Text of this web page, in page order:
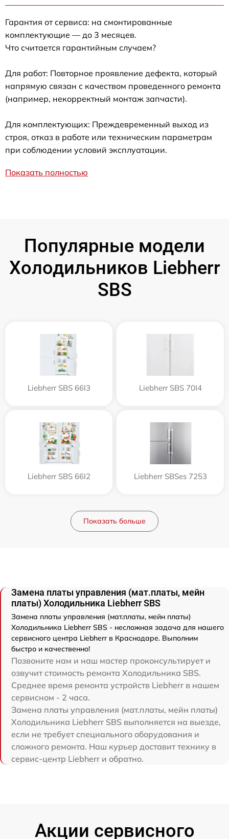
Гарантия от сервиса: на смонтированные
комплектующие — до 3 месяцев.
Что считается гарантийным случаем?
Для работ: Повторное проявление дефекта, который
напрямую связан с качеством проведенного ремонта
(например, некорректный монтаж запчасти).
Для комплектующих: Преждевременный выход из
строя, отказ в работе или техническим параметрам
при соблюдении условий эксплуатации.
Показать полностью
Популярные модели
Холодильников Liebherr
SBS
Liebherr SBS 66I3 Liebherr SBS 70I4
Liebherr SBS 66I2 Liebherr SBSes 7253
Показать больше
Замена платы управления (мат.платы, мейн
платы) Холодильника Liebherr SBS
Замена платы управления (мат.платы, мейн платы)
Холодильника Liebherr SBS - несложная задача для нашего
сервисного центра Liebherr в Краснодаре. Выполним
быстро и качественно!
Позвоните нам и наш мастер проконсультирует и
озвучит стоимость ремонта Холодильника SBS.
Среднее время ремонта устройств Liebherr в нашем
сервисном - 2 часа.
Замена платы управления (мат.платы, мейн платы)
Холодильника Liebherr SBS выполняется на выезде,
если не требует специального оборудования и
сложного ремонта. Наш курьер доставит технику в
сервис-центр Liebherr и обратно.
Акции сервисного